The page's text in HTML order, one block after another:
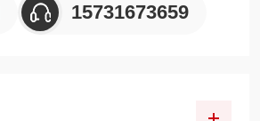
15731673659